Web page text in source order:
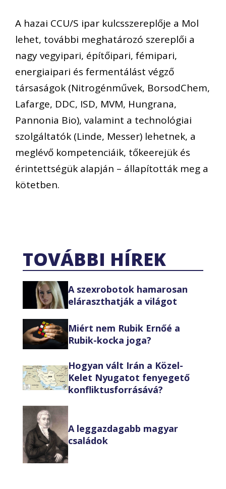
A hazai CCU/S ipar kulcsszereplője a Mol
lehet, további meghatározó szereplői a
nagy vegyipari, építőipari, fémipari,
energiaipari és fermentálást végző
társaságok (Nitrogénművek, BorsodChem,
Lafarge, DDC, ISD, MVM, Hungrana,
Pannonia Bio), valamint a technológiai
szolgáltatók (Linde, Messer) lehetnek, a
meglévő kompetenciáik, tőkeerejük és
érintettségük alapján – állapították meg a
kötetben.
TOVÁBBI HÍREK
A szexrobotok hamarosan
eláraszthatják a világot
Miért nem Rubik Ernőé a
Rubik-kocka joga?
Hogyan vált Irán a Közel-
Kelet Nyugatot fenyegető
konfliktusforrásává?
A leggazdagabb magyar
családok